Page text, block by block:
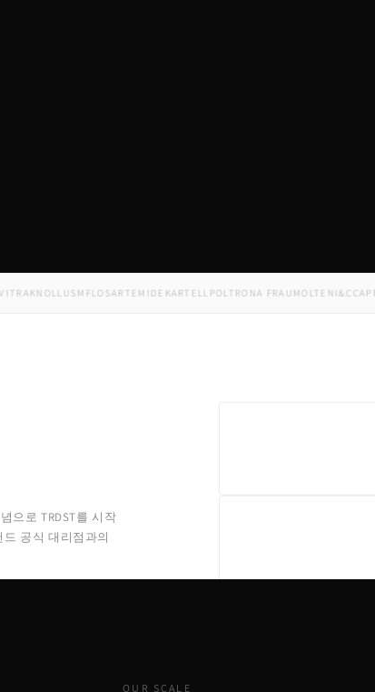
KNOLLUSMFLOSARTEMIDE KARTELLPOLTRONA FRAU MOLTENI&C
으로 TRDST를 시작
공식 대리점과의
OUR SCALE